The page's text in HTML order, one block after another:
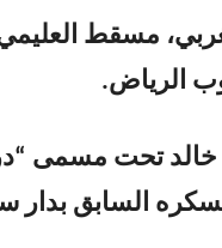
مسقط
الرياض.
خالد تحت مسمى
السابق بدار